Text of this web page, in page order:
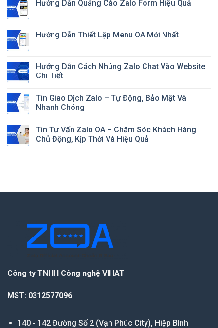
Hướng Dẫn Quảng Cáo Zalo Form Hiệu Quả
Hướng Dẫn Thiết Lập Menu OA Mới Nhất
Hướng Dẫn Cách Nhúng Zalo Chat Vào Website
Chi Tiết
Tin Giao Dịch Zalo – Tự Động, Bảo Mật Và
Nhanh Chóng
Tin Tư Vấn Zalo OA – Chăm Sóc Khách Hàng
Chủ Động, Kịp Thời Và Hiệu Quả
Công ty TNHH Công nghệ VIHAT
MST: 0312577096
140 - 142 Đường Số 2 (Vạn Phúc City), Hiệp Bình